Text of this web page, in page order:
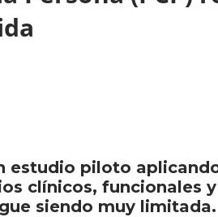
estudio piloto
clínicos, funcionales
siendo muy limitada.